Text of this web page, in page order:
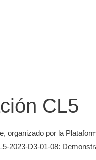
CL5
organizado por la
2023-D3-01-08: